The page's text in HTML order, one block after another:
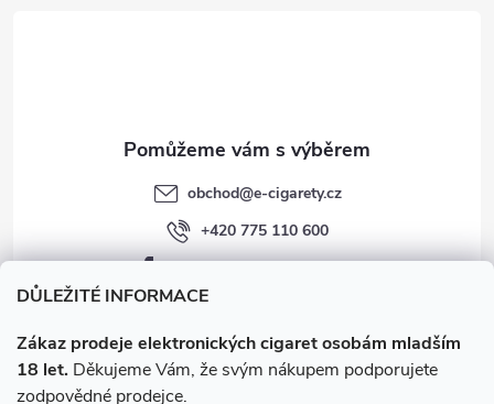
DŮLEŽITÉ INFORMACE
Zákaz prodeje elektronických cigaret osobám mladším
18 let. Děkujeme Vám, že svým nákupem podporujete
zodpovědné prodejce.
obchod@e-cigarety.cz
+420 775 110 600
facebook.com/e-cigarety.cz